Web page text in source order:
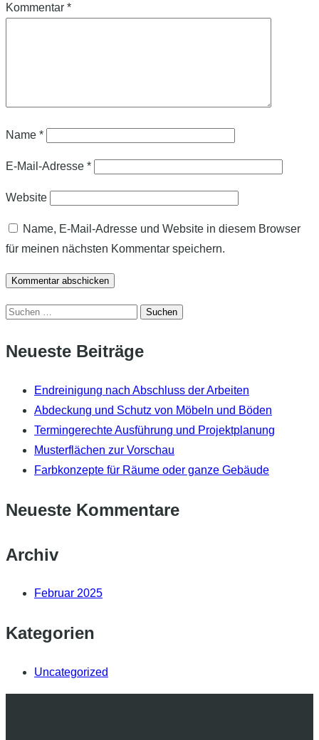
Kommentar *
Name *
E-Mail-Adresse *
Website
Name, E-Mail-Adresse und Website in diesem Browser
für meinen nächsten Kommentar speichern.
Suchen
Neueste Beiträge
Endreinigung nach Abschluss der Arbeiten
Abdeckung und Schutz von Möbeln und Böden
Termingerechte Ausführung und Projektplanung
Musterflächen zur Vorschau
Farbkonzepte für Räume oder ganze Gebäude
Neueste Kommentare
Archiv
Februar 2025
Kategorien
Uncategorized